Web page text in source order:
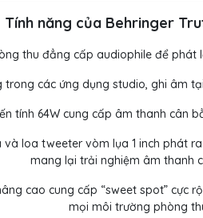
Tính năng của Behringer
thu đẳng cấp audiophile để
trong các ứng dụng studio, ghi âm
tính 64W cung cấp âm thanh cân
và loa tweeter vòm lụa 1 inch phát
mang lại trải nghiệm âm thanh
cao cung cấp “sweet spot” cực
mọi môi trường phòng